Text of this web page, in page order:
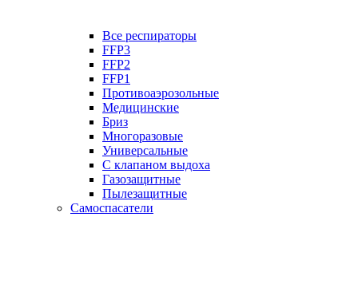
Все респираторы
FFP3
FFP2
FFP1
Противоаэрозольные
Медицинские
Бриз
Многоразовые
Универсальные
С клапаном выдоха
Газозащитные
Пылезащитные
Самоспасатели